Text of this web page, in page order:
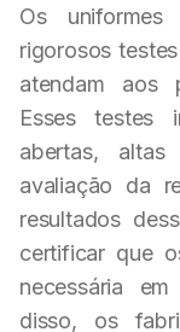
Os
rigorosos
atendam aos
Esses testes
abertas,
avaliação da
resultados
certificar que
necessária
disso, os